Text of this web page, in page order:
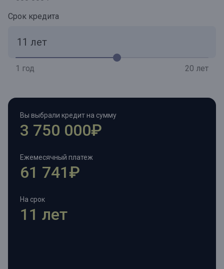
Срок кредита
1 год 20 лет
Вы выбрали кредит на сумму
3 750 000₽
Ежемесячный платеж
61 741₽
На срок
11 лет